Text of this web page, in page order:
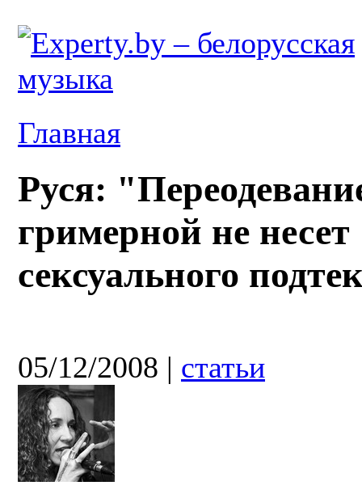
Главная
Руся:
гримерной не несет
сексуального
05/12/2008 | статьи